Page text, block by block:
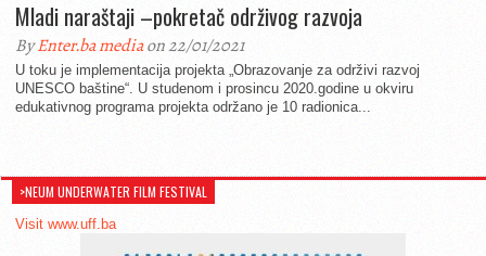
Mladi naraštaji –pokretač održivog razvoja
ByEnter.ba mediaon 22/01/2021
U toku je implementacija projekta „Obrazovanje za održivi razvoj
UNESCO baštine“. U studenom i prosincu 2020.godine u okviru
edukativnog programa projekta održano je 10 radionica...
>NEUM UNDERWATER FILM FESTIVAL
Visit www.uff.ba